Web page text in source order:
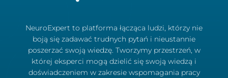
NeuroExpert to platforma łącząca ludzi, którzy nie
boją się zadawać trudnych pytań i nieustannie
poszerzać swoją wiedzę. Tworzymy przestrzeń, w
której eksperci mogą dzielić się swoją wiedzą i
doświadczeniem w zakresie wspomagania pracy